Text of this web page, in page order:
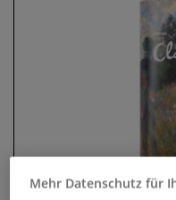
Mehr Datenschutz für